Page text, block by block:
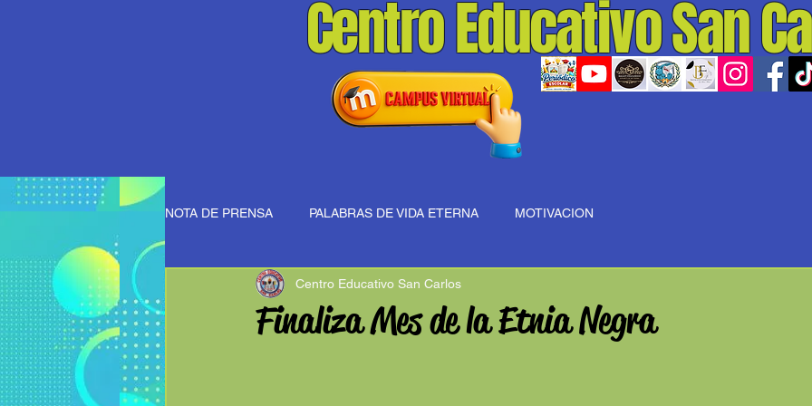
Centro Educativo San
NOTA DE PRENSA PALABRAS DE VIDA ETERNA MOTIVACION
Finaliza Mes de la Etnia Negra
Centro Educativo San Carlos